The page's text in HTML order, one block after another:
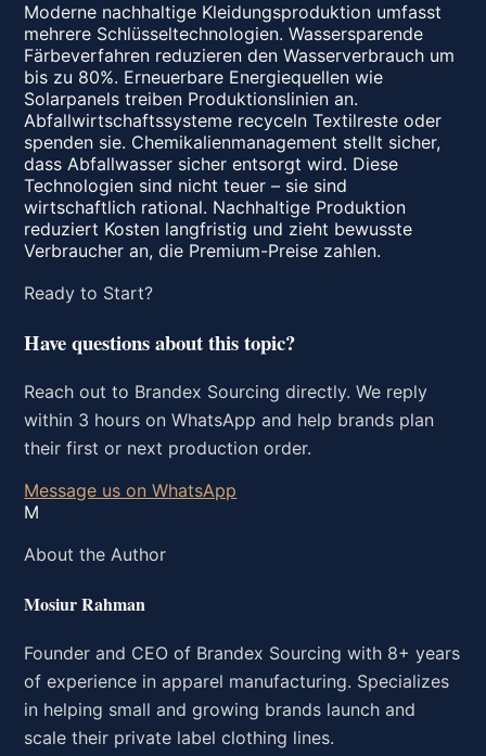
Moderne nachhaltige Kleidungsproduktion umfasst
mehrere Schlüsseltechnologien. Wassersparende
Färbeverfahren reduzieren den Wasserverbrauch um
bis zu 80%. Erneuerbare Energiequellen wie
Solarpanels treiben Produktionslinien an.
Abfallwirtschaftssysteme recyceln Textilreste oder
spenden sie. Chemikalienmanagement stellt sicher,
dass Abfallwasser sicher entsorgt wird. Diese
Technologien sind nicht teuer – sie sind
wirtschaftlich rational. Nachhaltige Produktion
reduziert Kosten langfristig und zieht bewusste
Verbraucher an, die Premium-Preise zahlen.
Ready to Start?
Have questions about this topic?
Reach out to Brandex Sourcing directly. We reply
within 3 hours on WhatsApp and help brands plan
their first or next production order.
Message us on WhatsApp
M
About the Author
Mosiur Rahman
Founder and CEO of Brandex Sourcing with 8+ years
of experience in apparel manufacturing. Specializes
in helping small and growing brands launch and
scale their private label clothing lines.